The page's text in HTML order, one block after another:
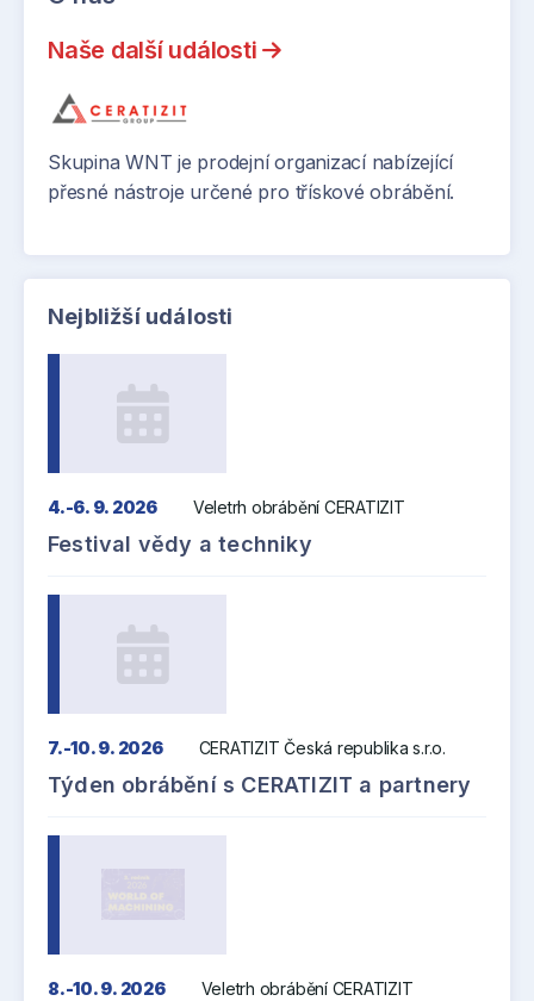
Naše další události
Skupina WNT je prodejní organizací nabízející
přesné nástroje určené pro třískové obrábění.
Nejbližší události
4.-6. 9. 2026 Veletrh obrábění CERATIZIT
Festival vědy a techniky
7.-10. 9. 2026 CERATIZIT Česká republika s.r.o.
Týden obrábění s CERATIZIT a partnery
8.-10. 9. 2026 Veletrh obrábění CERATIZIT